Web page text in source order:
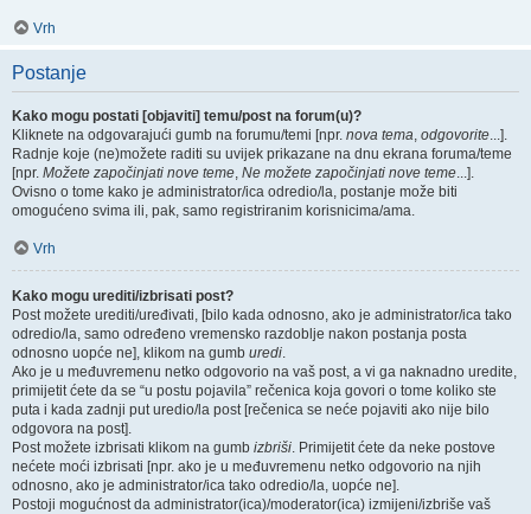
Vrh
Postanje
Kako mogu postati [objaviti] temu/post na forum(u)?
Kliknete na odgovarajući gumb na forumu/temi [npr. nova tema, odgovorite...].
Radnje koje (ne)možete raditi su uvijek prikazane na dnu ekrana foruma/teme
[npr. Možete započinjati nove teme, Ne možete započinjati nove teme...].
Ovisno o tome kako je administrator/ica odredio/la, postanje može biti
omogućeno svima ili, pak, samo registriranim korisnicima/ama.
Vrh
Kako mogu urediti/izbrisati post?
Post možete urediti/uređivati, [bilo kada odnosno, ako je administrator/ica tako
odredio/la, samo određeno vremensko razdoblje nakon postanja posta
odnosno uopće ne], klikom na gumb uredi.
Ako je u međuvremenu netko odgovorio na vaš post, a vi ga naknadno uredite,
primijetit ćete da se “u postu pojavila” rečenica koja govori o tome koliko ste
puta i kada zadnji put uredio/la post [rečenica se neće pojaviti ako nije bilo
odgovora na post].
Post možete izbrisati klikom na gumb izbriši. Primijetit ćete da neke postove
nećete moći izbrisati [npr. ako je u međuvremenu netko odgovorio na njih
odnosno, ako je administrator/ica tako odredio/la, uopće ne].
Postoji mogućnost da administrator(ica)/moderator(ica) izmijeni/izbriše vaš